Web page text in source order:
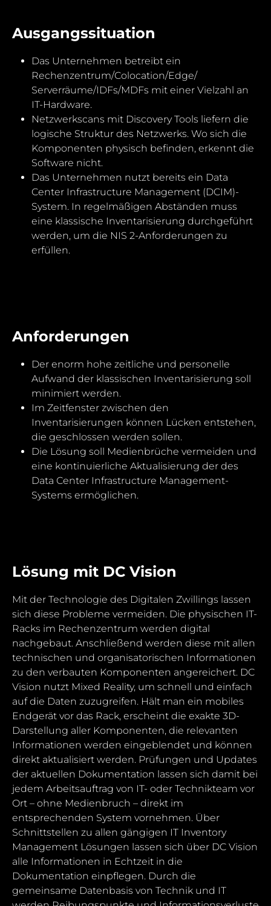
Ausgangssituation
Das Unternehmen betreibt ein
Rechenzentrum/Colocation/Edge/
Serverräume/IDFs/MDFs mit einer Vielzahl an
IT-Hardware.
Netzwerkscans mit Discovery Tools liefern die
logische Struktur des Netzwerks. Wo sich die
Komponenten physisch befinden, erkennt die
Software nicht.
Das Unternehmen nutzt bereits ein Data
Center Infrastructure Management (DCIM)-
System. In regelmäßigen Abständen muss
eine klassische Inventarisierung durchgeführt
werden, um die NIS 2-Anforderungen zu
erfüllen.
Anforderungen
Der enorm hohe zeitliche und personelle
Aufwand der klassischen Inventarisierung soll
minimiert werden.
Im Zeitfenster zwischen den
Inventarisierungen können Lücken entstehen,
die geschlossen werden sollen.
Die Lösung soll Medienbrüche vermeiden und
eine kontinuierliche Aktualisierung der des
Data Center Infrastructure Management-
Systems ermöglichen.
Lösung mit DC Vision
Mit der Technologie des Digitalen Zwillings lassen
sich diese Probleme vermeiden. Die physischen IT-
Racks im Rechenzentrum werden digital
nachgebaut. Anschließend werden diese mit allen
technischen und organisatorischen Informationen
zu den verbauten Komponenten angereichert. DC
Vision nutzt Mixed Reality, um schnell und einfach
auf die Daten zuzugreifen. Hält man ein mobiles
Endgerät vor das Rack, erscheint die exakte 3D-
Darstellung aller Komponenten, die relevanten
Informationen werden eingeblendet und können
direkt aktualisiert werden. Prüfungen und Updates
der aktuellen Dokumentation lassen sich damit bei
jedem Arbeitsauftrag von IT- oder Technikteam vor
Ort – ohne Medienbruch – direkt im
entsprechenden System vornehmen. Über
Schnittstellen zu allen gängigen IT Inventory
Management Lösungen lassen sich über DC Vision
alle Informationen in Echtzeit in die
Dokumentation einpflegen. Durch die
gemeinsame Datenbasis von Technik und IT